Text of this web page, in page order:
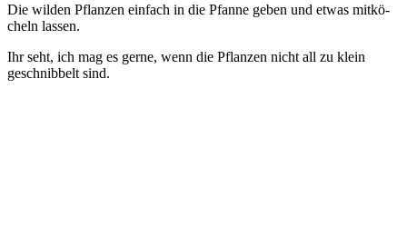
Die wil­den Pflan­zen ein­fach in die Pfan­ne geben und etwas mit­kö­
cheln lassen.
Ihr seht, ich mag es ger­ne, wenn die Pflan­zen nicht all zu klein
geschnib­belt sind.